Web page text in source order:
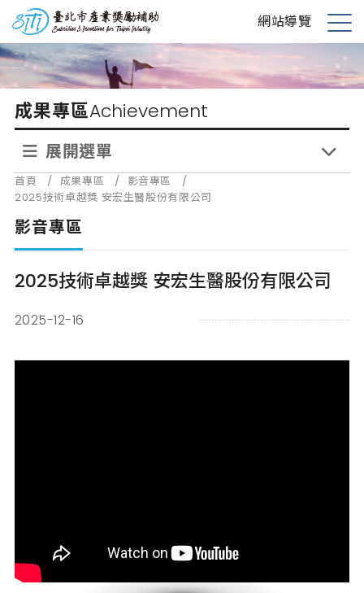
到
主
要
內
台北市產業獎勵補助 網站導覽
展
開
選
單
成果專區Achievement
展開選單
首頁 / 成果專區 / 影音專區
/
2025技術卓越獎 安宏生醫股份有限公司
影音專區
2025技術卓越獎 安宏生醫股份有限公司
2025-12-16